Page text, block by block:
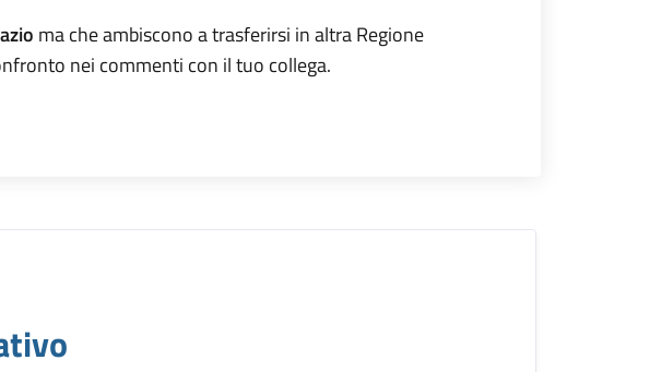
ma che ambiscono a trasferirsi in altra Regione
nei commenti con il tuo collega.